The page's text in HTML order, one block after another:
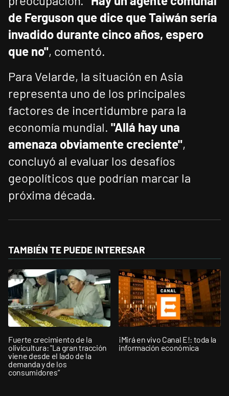
de Ferguson que dice que Taiwán sería
invadido durante cinco años, espero
que no", comentó.
Para Velarde, la situación en Asia
representa uno de los principales
factores de incertidumbre para la
economía mundial. "Allá hay una
amenaza obviamente creciente",
concluyó al evaluar los desafíos
geopolíticos que podrían marcar la
próxima década.
TAMBIÉN TE PUEDE INTERESAR
Fuerte crecimiento de la
olivicultura: "La gran tracción
viene desde el lado de la
demanda y de los
consumidores”
¡Mirá en vivo Canal E!: toda la
información económica